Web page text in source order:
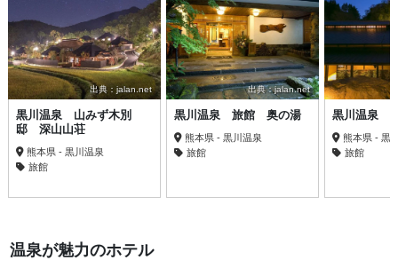
出典：jalan.net
黒川温泉 山みず木別
邸 深山山荘
熊本県 - 黒川温泉
旅館
出典：jalan.net
黒川温泉 旅館 奥の湯
熊本県 - 黒川温泉
旅館
黒川温泉
熊本県 - 黒
旅館
温泉が魅力のホテル